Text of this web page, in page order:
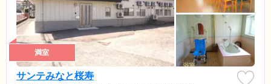
満室
サンテみなと桜寿